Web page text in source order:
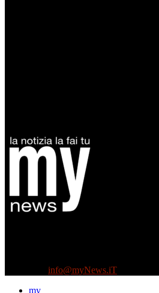
info@myNews.iT
my